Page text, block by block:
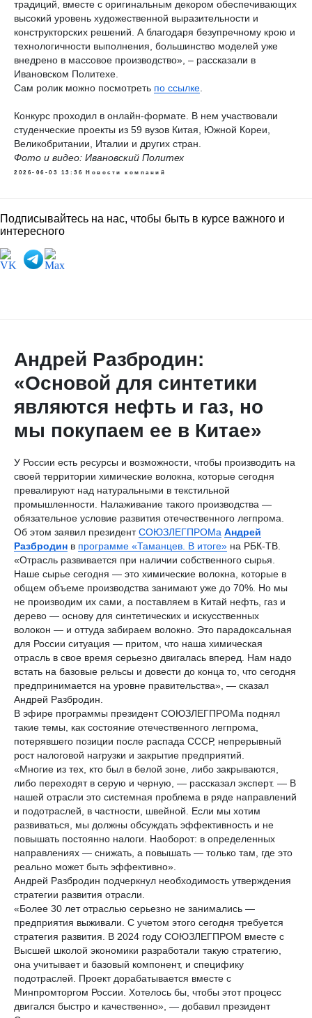
традиций, вместе с оригинальным декором обеспечивающих
высокий уровень художественной выразительности и
конструкторских решений. А благодаря безупречному крою и
технологичности выполнения, большинство моделей уже
внедрено в массовое производство», – рассказали в
Ивановском Политехе.
Сам ролик можно посмотреть по ссылке
Конкурс проходил в онлайн-формате. В нем участвовали
студенческие проекты из 59 вузов Китая, Южной Кореи,
Великобритании, Италии и других стран.
Фото и видео: Ивановский Политех
2026-06-03 13:36 Новости компаний
Подписывайтесь на нас, чтобы быть в курсе важного и
интересного
Андрей Разбродин:
«Основой для синтетики
являются нефть и газ, но
мы покупаем ее в Китае»
У России есть ресурсы и возможности, чтобы производить на
своей территории химические волокна, которые сегодня
превалируют над натуральными в текстильной
промышленности. Налаживание такого производства —
обязательное условие развития отечественного легпрома.
Об этом заявил президентСОЮЗЛЕГПРОМа Андрей
Разбродинвпрограмме «Таманцев. В итоге»на РБК-ТВ.